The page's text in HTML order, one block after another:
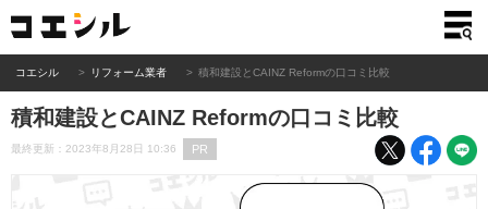
コエシル リフォーム業者 積和建設とCAINZ Reformの口コミ比較
積和建設とCAINZ Reformの口コミ比較
最終更新：2023年8月28日 10:36 PR